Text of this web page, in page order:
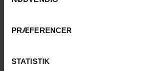
PRÆFERENCER
STATISTIK